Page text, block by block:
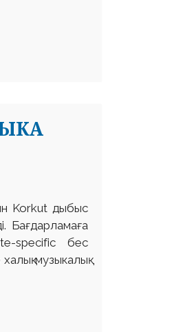
Korkut дыбыс
Бағдарламаға
specific бес
музыкалық